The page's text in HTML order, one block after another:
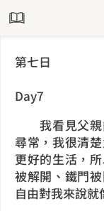
第七日
Day7
我看見父親
尋常，我很清
更好的生活，
被解開、鐵門
自由對我來說就